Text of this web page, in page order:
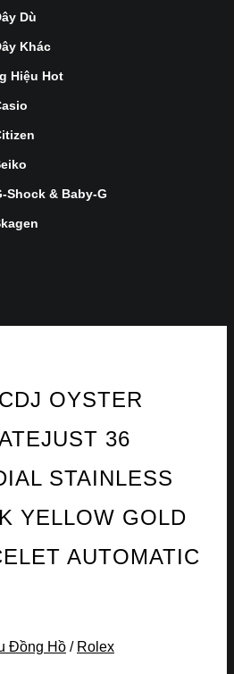
Dù
Khác
Hiệu Hot
Shock & Baby-G
OYSTER
36
STAINLESS
YELLOW GOLD
AUTOMATIC
Đồng Hồ / Rolex